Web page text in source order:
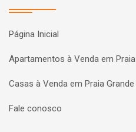
Página Inicial
Apartamentos à Venda em
Casas à Venda em Praia Grande
Fale conosco